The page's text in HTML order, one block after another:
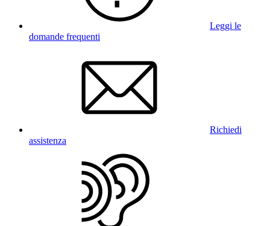
Leggi le
domande frequenti
Richiedi
assistenza